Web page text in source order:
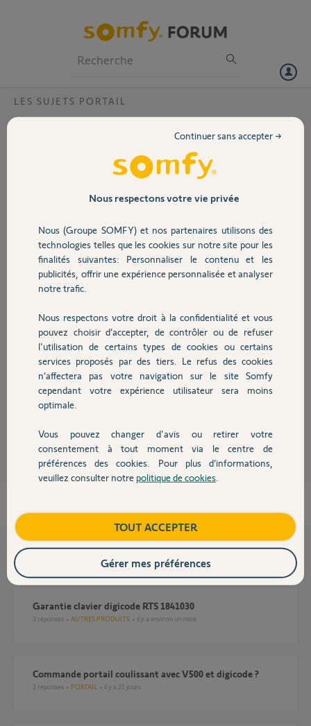
Volet
Sécurité
Domotique
Chauffage
Autres produits
Devis avec un pro
Contact
LES SUJETS PORTAIL
panne clavier digicode rts somfy ?
Mon boitier somfy digicode clavier rts ne fonctionne plus. Acheté le
30/1/2019. Aucun témoin lumineux ne s'allume lors de l'appui sur les
touches. J'ai vérifié la pile, elle fonctionne.
Nathalie L.
il y a presque 7 ans
Participer au fil de discussion
Réponses
Bonjour,
Avez-vous essayé une "autre pile " ?
Questions liées
Garantie clavier digicode RTS 1841030
3 réponses AUTRES PRODUITS il y a environ un mois
Commande portail coulissant avec V500 et digicode ?
2 réponses PORTAIL il y a 21 jours
Nous respectons votre vie privée
Nous (Groupe SOMFY) et nos partenaires utilisons des
technologies telles que les cookies sur notre site pour les
finalités suivantes: Personnaliser le contenu et les
publicités, offrir une expérience personnalisée et analyser
notre trafic.
Nous respectons votre droit à la confidentialité et vous
pouvez choisir d’accepter, de contrôler ou de refuser
l'utilisation de certains types de cookies ou certains
services proposés par des tiers. Le refus des cookies
n’affectera pas votre navigation sur le site Somfy
cependant votre expérience utilisateur sera moins
optimale.
Vous pouvez changer d'avis ou retirer votre
consentement à tout moment via le centre de
préférences des cookies. Pour plus d’informations,
veuillez consulter notre politique de cookies
Continuer sans accepter →
TOUT ACCEPTER
Gérer mes préférences